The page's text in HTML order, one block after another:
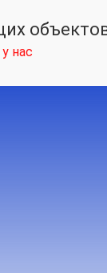
нас